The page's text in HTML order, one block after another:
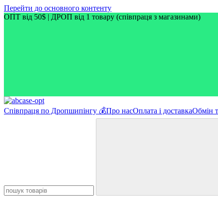
Перейти до основного контенту
ОПТ від 50$ | ДРОП від 1 товару (співпраця з магазинами)
Співпраця по Дропшипінгу 💰Про насОплата і доставкаОбмін